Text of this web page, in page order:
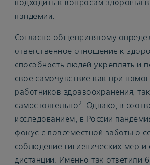
подходить к вопросам здоровья
пандемии.
Согласно общепринятому
ответственное отношение к
способность людей укреплять и
свое самочувствие как при
работников здравоохранения,
самостоятельно2 . Однако, в
исследованием, в России
фокус с повсеместной заботы о
соблюдение гигиенических мер и
дистанции. Именно так ответили